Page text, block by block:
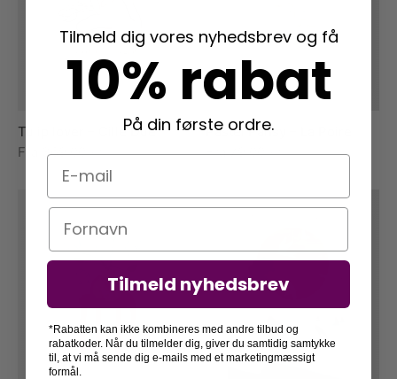
Tulip lover – Cille Due
Fra
369,00kr.
Pastel Pansy – La Poire
Fra 79,00kr.
Tilmeld dig vores nyhedsbrev og få
10% rabat
På din første ordre.
E-mail
Navn
Tilmeld nyhedsbrev
*Rabatten kan ikke kombineres med andre tilbud og
rabatkoder. Når du tilmelder dig, giver du samtidig samtykke
til, at vi må sende dig e-mails med et marketingmæssigt
formål.